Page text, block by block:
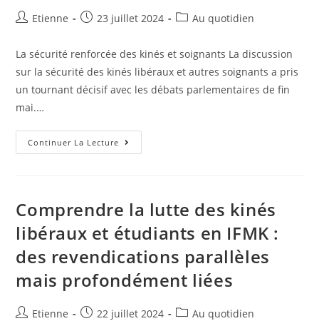
Etienne 23 juillet 2024 Au quotidien
La sécurité renforcée des kinés et soignants La discussion
sur la sécurité des kinés libéraux et autres soignants a pris
un tournant décisif avec les débats parlementaires de fin
mai.…
Continuer La Lecture
Comprendre la lutte des kinés
libéraux et étudiants en IFMK :
des revendications parallèles
mais profondément liées
Etienne 22 juillet 2024 Au quotidien